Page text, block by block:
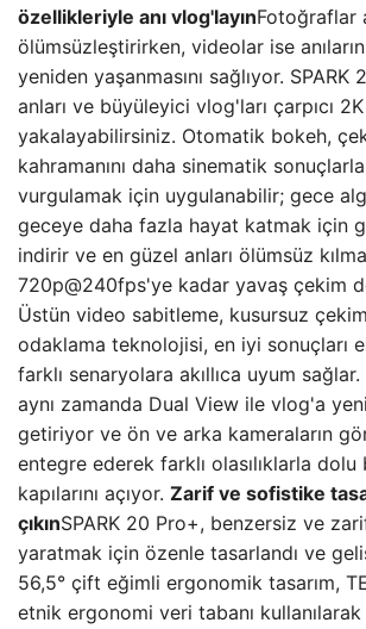
özellikleriyle anı vlog'layınFotoğraflar
ölümsüzleştirirken, videolar ise
yeniden yaşanmasını sağlıyor.
anları ve büyüleyici vlog'ları çarpıcı
yakalayabilirsiniz. Otomatik bokeh,
kahramanını daha sinematik
vurgulamak için uygulanabilir; gece
geceye daha fazla hayat katmak için
indirir ve en güzel anları ölümsüz
720p@240fps'ye kadar yavaş çekim
Üstün video sabitleme, kusursuz
odaklama teknolojisi, en iyi sonuçları
farklı senaryolara akıllıca uyum
aynı zamanda Dual View ile vlog'a yeni
getiriyor ve ön ve arka kameraların
entegre ederek farklı olasılıklarla dolu
kapılarını açıyor. Zarif ve sofistike
çıkınSPARK 20 Pro+, benzersiz ve
yaratmak için özenle tasarlandı ve
56,5° çift eğimli ergonomik tasarım,
etnik ergonomi veri tabanı